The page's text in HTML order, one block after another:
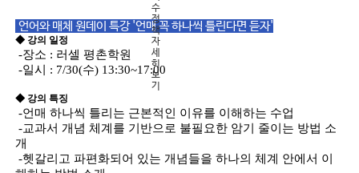
언어와 매체 원데이 특강 '언매 꼭 하나씩 틀린다면 듣자'
◆ 강의 일정
-장소 : 러셀 평촌학원
-일시 : 7/30(수) 13:30~17:00
◆ 강의 특징
-언매 하나씩 틀리는 근본적인 이유를 이해하는 수업
-교과서 개념 체계를 기반으로 불필요한 암기 줄이는 방법 소
개
-헷갈리고 파편화되어 있는 개념들을 하나의 체계 안에서 이